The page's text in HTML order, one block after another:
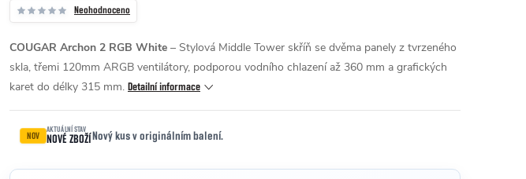
Neohodnoceno
COUGAR Archon 2 RGB White – Stylová Middle Tower skříň se dvěma panely z tvrzeného
skla, třemi 120mm ARGB ventilátory, podporou vodního chlazení až 360 mm a grafických
karet do délky 315 mm. Detailní informace
NOV
AKTUÁLNÍ STAV
NOVÉ ZBOŽÍ Nový kus v originálním balení.